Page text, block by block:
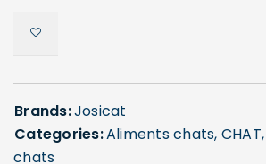
Brands:Josicat
Categories:Aliments chats, CHAT
chats